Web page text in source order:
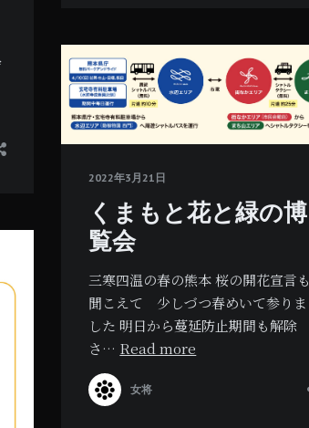
2022年3月21日
くまもと花と緑の博
覧会
三寒四温の春の熊本 桜の開花宣言も
聞こえて 少しづつ春めいて参りま
した 明日から蔓延防止期間も解除
さ… Read more
女将